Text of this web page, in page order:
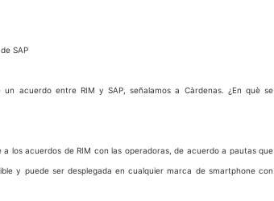
SAP
acuerdo entre RIM y SAP, señalamos a Càrdenas. ¿En què se
los acuerdos de RIM con las operadoras, de acuerdo a pautas que
y puede ser desplegada en cualquier marca de smartphone con